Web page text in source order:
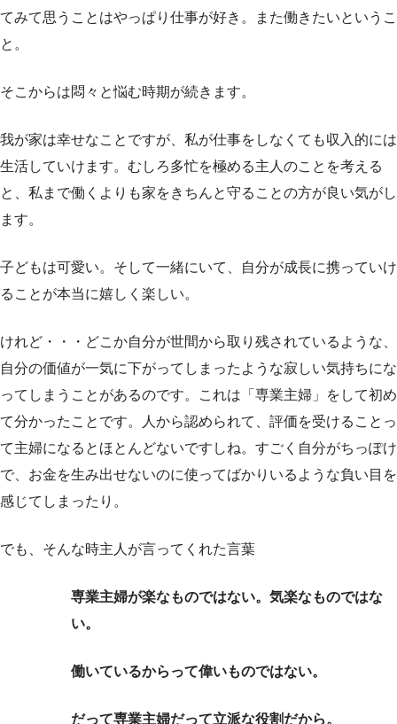
てみて思うことはやっぱり仕事が好き。また働きたいというこ
と。
そこからは悶々と悩む時期が続きます。
我が家は幸せなことですが、私が仕事をしなくても収入的には
生活していけます。むしろ多忙を極める主人のことを考える
と、私まで働くよりも家をきちんと守ることの方が良い気がし
ます。
子どもは可愛い。そして一緒にいて、自分が成長に携っていけ
ることが本当に嬉しく楽しい。
けれど・・・どこか自分が世間から取り残されているような、
自分の価値が一気に下がってしまったような寂しい気持ちにな
ってしまうことがあるのです。これは「専業主婦」をして初め
て分かったことです。人から認められて、評価を受けることっ
て主婦になるとほとんどないですしね。すごく自分がちっぽけ
で、お金を生み出せないのに使ってばかりいるような負い目を
感じてしまったり。
でも、そんな時主人が言ってくれた言葉
専業主婦が楽なものではない。気楽なものではな
い。
働いているからって偉いものではない。
だって専業主婦だって立派な役割だから。